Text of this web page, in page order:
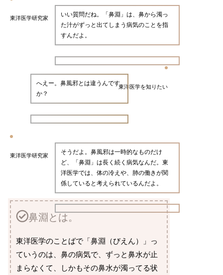
東洋医学研究家
いい質問だね。「鼻淵」は、鼻から濁っ
た汁がずっと出てしまう病気のことを指
すんだよ。
東洋医学を知りたい
へえー。鼻風邪とは違うんです
か？
東洋医学研究家
そうだよ。鼻風邪は一時的なものだけ
ど、「鼻淵」は長く続く病気なんだ。東
洋医学では、体の冷えや、肺の働きが関
係していると考えられているんだよ。
鼻淵とは。
東洋医学のことばで「鼻淵（びえん）」っ
ていうのは、鼻の病気で、ずっと鼻水が止
まらなくて、しかもその鼻水が濁ってる状